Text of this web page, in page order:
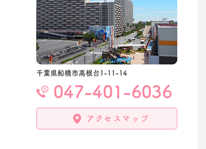
千葉県船橋市高根台1-11-14
047-401-6036
アクセスマップ